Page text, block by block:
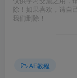
除！如果喜欢，请自
我们删除！
AE教程